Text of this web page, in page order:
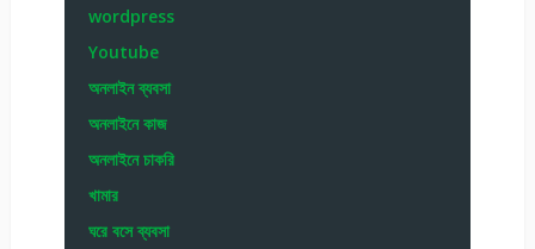
wordpress
Youtube
অনলাইন ব্যবসা
অনলাইনে কাজ
অনলাইনে চাকরি
খামার
ঘরে বসে ব্যবসা